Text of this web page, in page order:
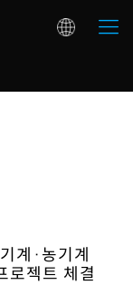
계·농기계
로젝트 체결